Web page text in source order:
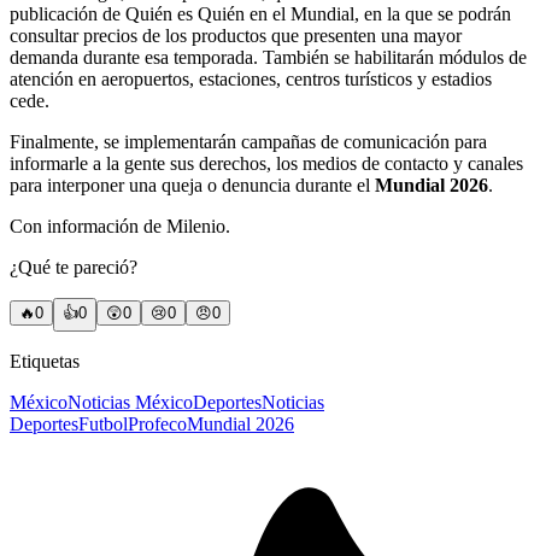
publicación de Quién es Quién en el Mundial, en la que se podrán
consultar precios de los productos que presenten una mayor
demanda durante esa temporada. También se habilitarán módulos de
atención en aeropuertos, estaciones, centros turísticos y estadios
cede.
Finalmente, se implementarán campañas de comunicación para
informarle a la gente sus derechos, los medios de contacto y canales
para interponer una queja o denuncia durante el Mundial 2026.
Con información de Milenio.
¿Qué te pareció?
🔥0 👍0 😲0 😢0 😠0
Etiquetas
MéxicoNoticias MéxicoDeportesNoticias
DeportesFutbolProfecoMundial 2026